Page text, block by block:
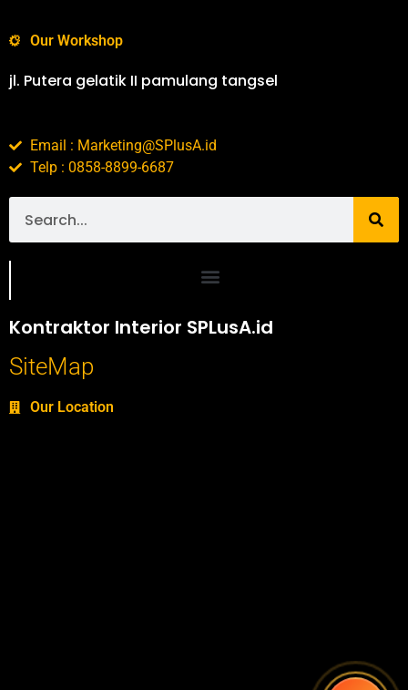
Our Workshop
jl. Putera gelatik II pamulang tangsel
Email : Marketing@SPlusA.id
Telp : 0858-8899-6687
Kontraktor Interior SPLusA.id
SiteMap
Our Location